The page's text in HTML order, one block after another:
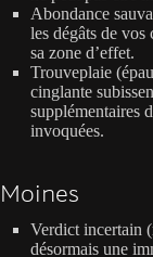
Abondance
les dégâts de vos
sa zone d’effet.
Trouveplaie
cinglante
supplémentaires
invoquées.
Moines
Verdict incertain
désormais une